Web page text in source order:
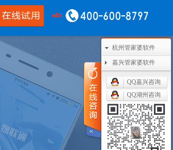
CRM OA
管家婆协同CRM
管家婆天通眼
其他产品
管家婆开票通
美迪设备数采
管家婆二次开发
管家婆支付通
杭州管家婆软件
嘉兴管家婆软件
QQ嘉兴咨询
QQ湖州咨询